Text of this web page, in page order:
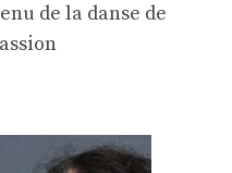
de la danse de